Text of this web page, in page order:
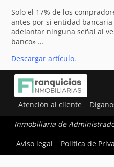
Solo el 17% de los
antes por si entidad
adelantar ninguna señal al
banco» …
Descargar artículo.
Atención al cliente
Inmobiliaria de
Aviso legal
Política de